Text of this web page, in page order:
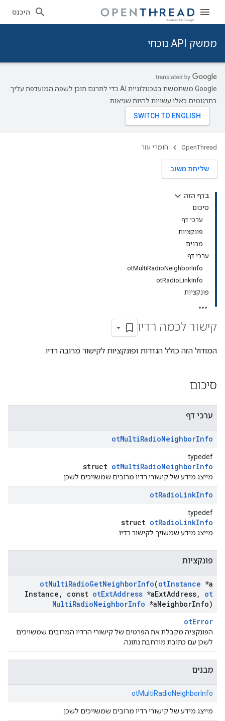
היכנס
ממשק API נוכחי
‫Google משתמשת בטכנולוגיית AI כדי לתרגם תוכן לשפה המועדפת עליך.
בתרגומים כאלו עשויות להיות שגיאות.
OpenThread חומרי עזר
שליחת משוב
בדף הזה
סיכום
ערכי דף
פונקציות
מבנים
ערכי דף
otMultiRadioNeighborInfo
otRadioLinkInfo
פונקציות
קישור לכמה רדיו
המודול הזה כולל הגדרות ופונקציות לקישור מרובה רדיו.
סיכום
ערכי דף
otMultiRadioNeighborInfo
typedef
struct otMultiRadioNeighborInfo
מייצג מידע של קישורי רדיו מרובים שמשויכים לשכן.
otRadioLinkInfo
typedef
struct otRadioLinkInfo
מייצג מידע שמשויך לקישור רדיו.
פונקציות
otMultiRadioGetNeighborInfo(otInstance *a
Instance , const otExtAddress *aExtAddress,
ot
MultiRadioNeighborInfo *aNeighborInfo)
otError
הפונקציה מקבלת את הפרטים של קישורי הרדיו המרובים שמשויכים
לשכן עם כתובת מורחבת נתונה.
מבנים
otMultiRadioNeighborInfo
מייצג מידע של קישורי רדיו מרובים שמשויכים לשכן.